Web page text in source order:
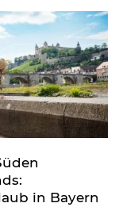
in Bayern